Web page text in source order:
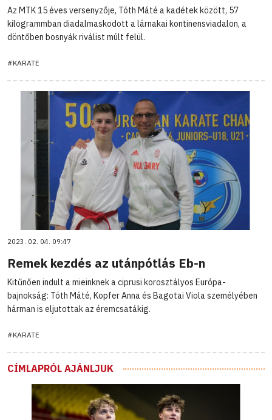
Az MTK 15 éves versenyzője, Tóth Máté a kadétek között, 57
kilogrammban diadalmaskodott a lárnakai kontinensviadalon, a
döntőben bosnyák riválist múlt felül.
#KARATE
2023. 02. 04. 09:47
Remek kezdés az utánpótlás Eb-n
Kitűnően indult a mieinknek a ciprusi korosztályos Európa-
bajnokság: Tóth Máté, Kopfer Anna és Bagotai Viola személyében
hárman is eljutottak az éremcsatákig.
#KARATE
CÍMLAPRÓL AJÁNLJUK